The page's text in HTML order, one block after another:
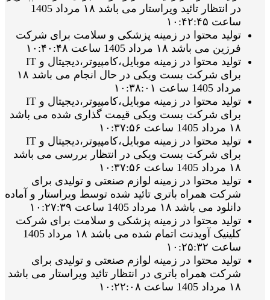
در انتظار تائید ویراستار می باشد ۱۸ مرداد 1405
ساعت ۱۰:۴۲:۴۵
تولید محتوا در زمینه پزشکی و سلامت برای شرکت
فرزین می باشد ۱۸ مرداد 1405 ساعت ۱۰:۴۰:۴۸
تولید محتوا در زمینه موبایل،کامپیوتر،دیجیتال و IT
برای شرکت بست ویکی در حال انجام می باشد ۱۸
مرداد 1405 ساعت ۱۰:۳۸:۰۱
تولید محتوا در زمینه موبایل،کامپیوتر،دیجیتال و IT
برای شرکت بست ویکی قیمت گذاری شده می باشد
۱۸ مرداد 1405 ساعت ۱۰:۳۷:۵۶
تولید محتوا در زمینه موبایل،کامپیوتر،دیجیتال و IT
برای شرکت بست ویکی در انتظار بررسی می باشد
۱۸ مرداد 1405 ساعت ۱۰:۳۷:۵۶
تولید محتوا در زمینه لوازم صنعتی و تولیدی برای
شرکت همراه باتری تائید شده توسط ویراستار و آماده
دانلود می باشد ۱۸ مرداد 1405 ساعت ۱۰:۲۷:۳۹
تولید محتوا در زمینه پزشکی و سلامت برای شرکت
کلینیک آویدنت اتمام شده می باشد ۱۸ مرداد 1405
ساعت ۱۰:۲۵:۳۲
تولید محتوا در زمینه لوازم صنعتی و تولیدی برای
شرکت همراه باتری در انتظار تائید ویراستار می باشد
۱۸ مرداد 1405 ساعت ۱۰:۲۲:۰۸